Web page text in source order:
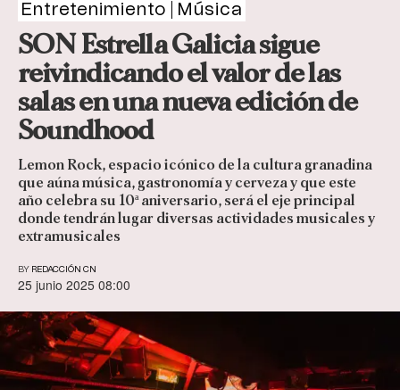
Entretenimiento Música
SON Estrella Galicia sigue
reivindicando el valor de las
salas en una nueva edición de
Soundhood
Lemon Rock, espacio icónico de la cultura granadina
que aúna música, gastronomía y cerveza y que este
año celebra su 10ª aniversario, será el eje principal
donde tendrán lugar diversas actividades musicales y
extramusicales
BY REDACCIÓN CN
25 junio 2025 08:00